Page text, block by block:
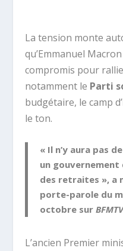
La tension monte
qu’Emmanuel
compromis pour
notamment le Parti
budgétaire, le camp d’
le ton.
« Il n’y aura pas
un
des retraites », a
porte-parole du
octobre sur
L’ancien Premier